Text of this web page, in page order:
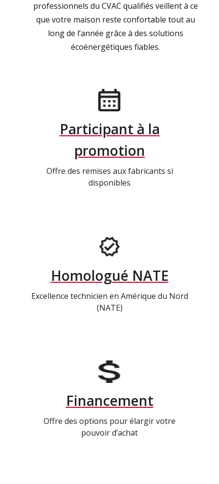
professionnels du CVAC qualifiés veillent à ce
que votre maison reste confortable tout au
long de l’année grâce à des solutions
écoénergétiques fiables.
Participant à la
promotion
Offre des remises aux fabricants si
disponibles
Homologué NATE
Excellence technicien en Amérique du Nord
(NATE)
Financement
Offre des options pour élargir votre
pouvoir d’achat